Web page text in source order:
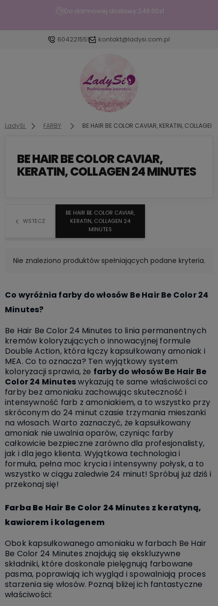
Do darmowej dostawy:249.00zł
604221551 kontakt@ladysi.com.pl
Zaloguj się
Załóż konto
Wybierz coś dla siebie z naszej aktualnej oferty lub
zaloguj się, aby przywrócić dodane produkty do
LadySi FARBY BE HAIR BE COLOR CAVIAR, KERATIN, COLLAGEN
BE HAIR BE COLOR CAVIAR,
KERATIN, COLLAGEN 24 MINUTES
WSTECZ
BE HAIR BE COLOR CAVIAR,
KERATIN, COLLAGEN 24
MINUTES
Nie znaleziono produktów spełniających podane kryteria.
Co wyróżnia farby do włosów Be Hair Be Color 24
Minutes?
Be Hair Be Color 24 Minutes to linia permanentnych
kremów koloryzujących o innowacyjnej formule
Double Action, która łączy kapsułkowany amoniak i
MEA. Co to oznacza? Ten wyjątkowy system
koloryzacji sprawia, że farby do włosów Be Hair Be
Color 24 Minuteswykazują te same właściwości co
farby bez amoniaku zachowując skuteczność i
intensywność farb z amoniakiem, a to wszystko przy
skróconym do 24 minut czasie trzymania mieszanki
na włosach. Warto zaznaczyć, że kapsułkowany
amoniak nie uwalnia oparów, czyniąc farby
całkowicie bezpieczne zarówno dla profesjonalisty,
jak i dla jego klienta. Wyjątkowa technologia i
formuła, pełna moc krycia i intensywny połysk, a to
wszystko w ciągu zaledwie 24 minut! Spróbuj już dziś i
przekonaj się!
Farba Be Hair Be Color 24 Minutes z keratyną,
kawiorem i kolagenem
Obok kapsułkowanego amoniaku w farbach Be Hair
Be Color 24 Minutes znajdują się ekskluzywne
składniki, które doskonale pielęgnują farbowane
pasma, poprawiają ich wygląd i spowalniają proces
starzenia się włosów. Poznaj bliżej ich fantastyczne
właściwości: